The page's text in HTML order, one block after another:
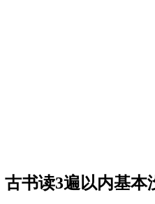
书读3遍以内基本